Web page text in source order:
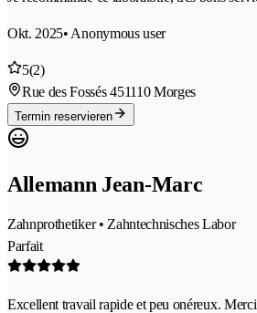
Okt. 2025• Anonymous user
5(2)
Rue des Fossés 451110 Morges
Termin reservieren
Allemann Jean-Marc
Zahnprothetiker • Zahntechnisches Labor
Parfait
Excellent travail rapide et peu onéreux. Merci